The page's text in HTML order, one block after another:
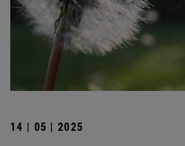
14 | 05 | 2025